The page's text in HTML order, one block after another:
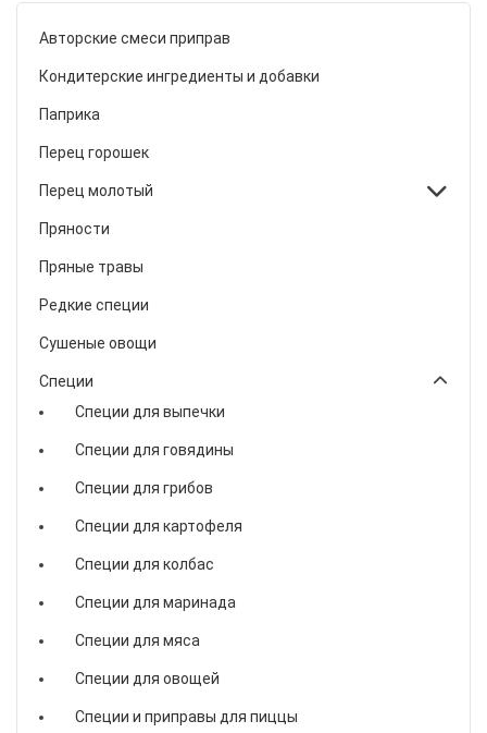
Авторские смеси приправ
Кондитерские ингредиенты и добавки
Паприка
Перец горошек
Перец молотый
Пряности
Пряные травы
Редкие специи
Сушеные овощи
Специи
Специи для выпечки
Специи для говядины
Специи для грибов
Специи для картофеля
Специи для колбас
Специи для маринада
Специи для мяса
Специи для овощей
Специи и приправы для пиццы